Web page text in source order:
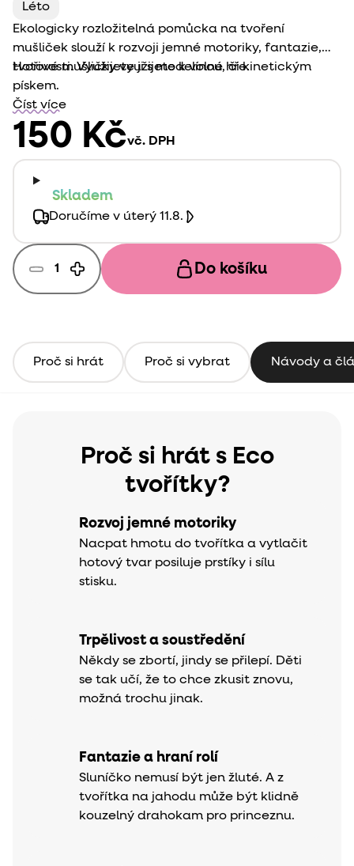
Léto
Ekologicky rozložitelná pomůcka na tvoření
mušliček slouží k rozvoji jemné motoriky, fantazie,
tvořivosti. Využijete ji s modelínou, či kinetickým
pískem.
Hotové mušličky využijete k volné hře.
Číst více
150 Kčvč. DPH
Skladem
Doručíme v úterý 11.8.
Do košíku
Proč si hrát Proč si vybrat Návody a
Proč si hrát s Eco
tvořítky?
Rozvoj jemné motoriky
Nacpat hmotu do tvořítka a vytlačit
hotový tvar posiluje prstíky i sílu
stisku.
Trpělivost a soustředění
Někdy se zbortí, jindy se přilepí. Děti
se tak učí, že to chce zkusit znovu,
možná trochu jinak.
Fantazie a hraní rolí
Sluníčko nemusí být jen žluté. A z
tvořítka na jahodu může být klidně
kouzelný drahokam pro princeznu.